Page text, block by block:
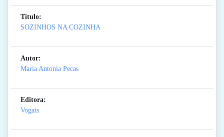
Titulo:
SOZINHOS NA COZINHA
Autor:
Maria Antonia Pecas
Editora:
Vogais